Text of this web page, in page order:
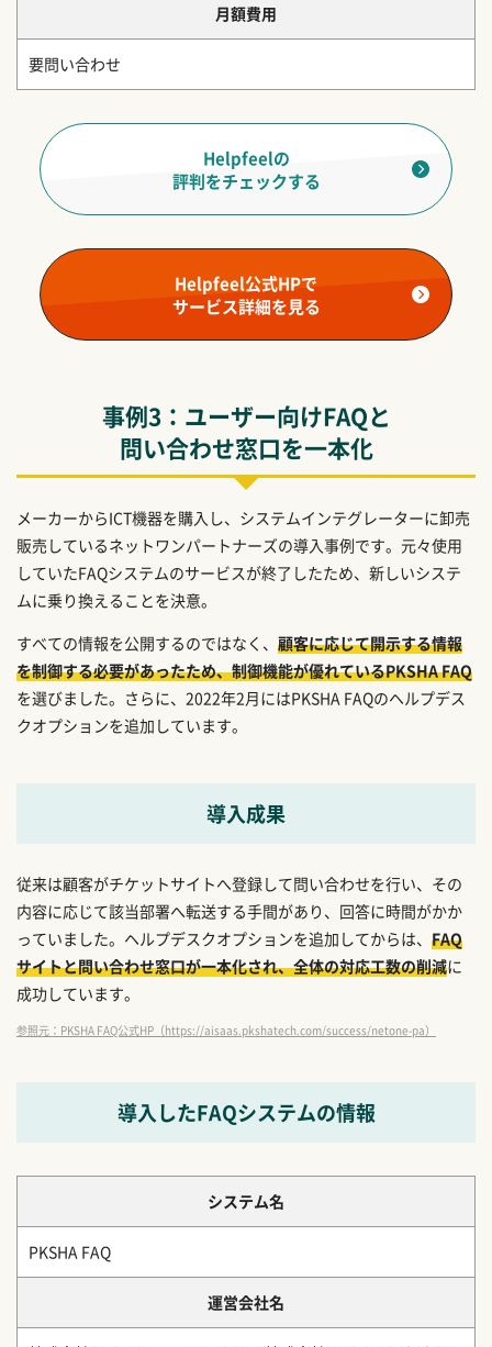
月額費用
要問い合わせ
Helpfeelの
評判をチェックする
Helpfeel公式HPで
サービス詳細を見る
事例3：ユーザー向けFAQと
問い合わせ窓口を一本化
メーカーからICT機器を購入し、システムインテグレーターに卸売
販売しているネットワンパートナーズの導入事例です。元々使用
していたFAQシステムのサービスが終了したため、新しいシステ
ムに乗り換えることを決意。
すべての情報を公開するのではなく、 顧客に応じて開示する情報
を制御する必要があったため、制御機能が優れているPKSHA FAQ
を選びました。さらに、2022年2月にはPKSHA FAQのヘルプデス
クオプションを追加しています。
導入成果
従来は顧客がチケットサイトへ登録して問い合わせを行い、その
内容に応じて該当部署へ転送する手間があり、回答に時間がかか
っていました。ヘルプデスクオプションを追加してからは、 FAQ
サイトと問い合わせ窓口が一本化され、全体の対応工数の削減に
成功しています。
参照元：PKSHA FAQ公式HP（https://aisaas.pkshatech.com/success/netone-pa）
導入したFAQシステムの情報
システム名
PKSHA FAQ
運営会社名